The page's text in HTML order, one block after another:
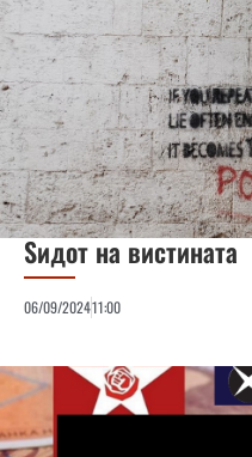
Ѕидот на вистината
06/09/202411:00